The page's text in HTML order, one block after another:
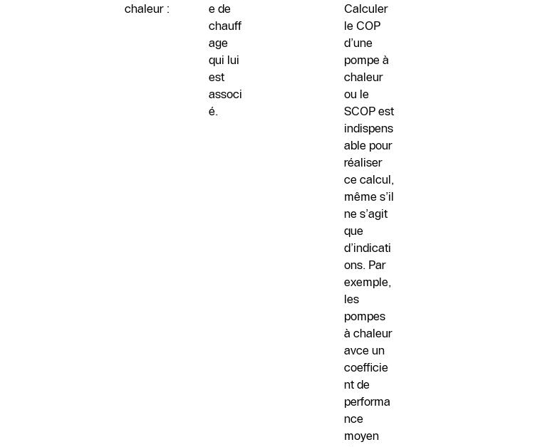
chaleur :
e de
chauff
age
qui lui
est
associ
é.
Calculer
le COP
d’une
pompe à
chaleur
ou le
SCOP est
indispens
able pour
réaliser
ce calcul,
même s’il
ne s’agit
que
d’indicati
ons. Par
exemple,
les
pompes
à chaleur
avce un
coefficie
nt de
performa
nce
moyen